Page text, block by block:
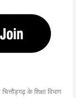
के शिक्षा विभाग